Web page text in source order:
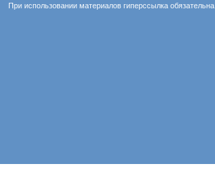
При использовании материалов гиперссылка обязательна.